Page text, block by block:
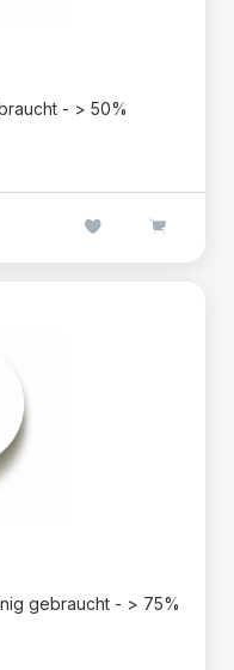
- > 50%
gebraucht - > 75%